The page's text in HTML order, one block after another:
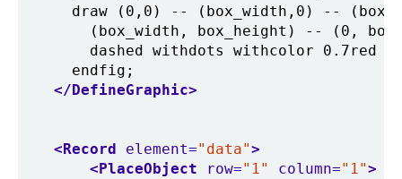
</DefineGraphic>
<Record element="data">
<PlaceObject
row="1" column="1">